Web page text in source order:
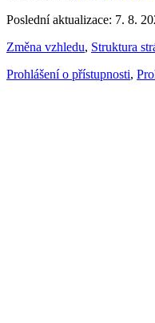
Poslední aktualizace: 7. 8.
Změna vzhledu, Struktura
Prohlášení o přístupnosti,